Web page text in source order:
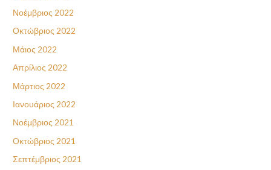
Νοέμβριος 2022
Οκτώβριος 2022
Μάιος 2022
Απρίλιος 2022
Μάρτιος 2022
Ιανουάριος 2022
Νοέμβριος 2021
Οκτώβριος 2021
Σεπτέμβριος 2021